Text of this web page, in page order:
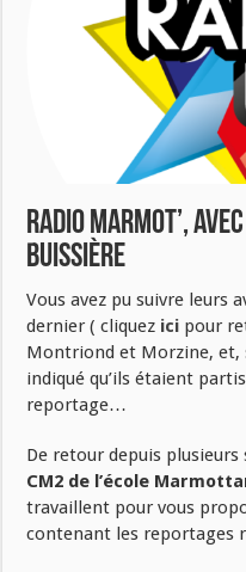
Radio Marmot’,
Buissière
Vous avez pu suivre leurs
dernier ( cliquez ici pour
Montriond et Morzine, et,
indiqué qu’ils étaient
reportage…
De retour depuis plusieurs
CM2 de l’école
travaillent pour vous
contenant les reportages